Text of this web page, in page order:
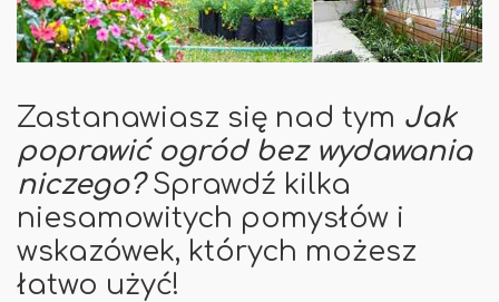
Zastanawiasz się nad tym Jak
poprawić ogród bez wydawania
niczego?Sprawdź kilka
niesamowitych pomysłów i
wskazówek, których możesz
łatwo użyć!